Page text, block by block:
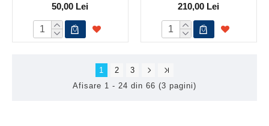
50,00 Lei
210,00 Lei
1 2
3
Afisare 1 - 24 din 66 (3 pagini)